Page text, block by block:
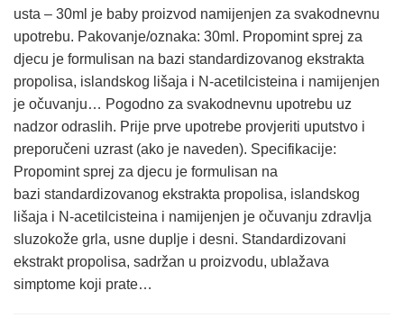
usta – 30ml je baby proizvod namijenjen za svakodnevnu
upotrebu. Pakovanje/oznaka: 30ml. Propomint sprej za
djecu je formulisan na bazi standardizovanog ekstrakta
propolisa, islandskog lišaja i N-acetilcisteina i namijenjen
je očuvanju… Pogodno za svakodnevnu upotrebu uz
nadzor odraslih. Prije prve upotrebe provjeriti uputstvo i
preporučeni uzrast (ako je naveden). Specifikacije:
Propomint sprej za djecu je formulisan na
bazi standardizovanog ekstrakta propolisa, islandskog
lišaja i N-acetilcisteina i namijenjen je očuvanju zdravlja
sluzokože grla, usne duplje i desni. Standardizovani
ekstrakt propolisa, sadržan u proizvodu, ublažava
simptome koji prate…